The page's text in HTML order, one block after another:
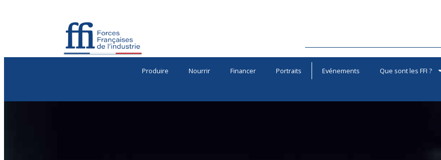
Produire Nourrir Financer Portraits Evénements Que sont les FFI ?